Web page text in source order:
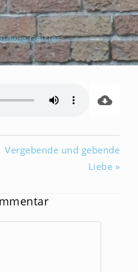
Geisler
Vergebende und gebende
Liebe »